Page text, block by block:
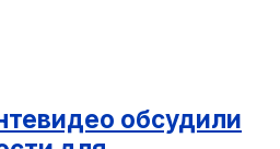
обсудили